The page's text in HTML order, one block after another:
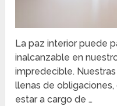
La paz interior puede
inalcanzable en
impredecible.
llenas de
estar a cargo de …